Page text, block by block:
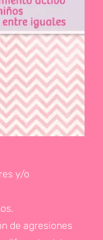
y/o
de agresiones